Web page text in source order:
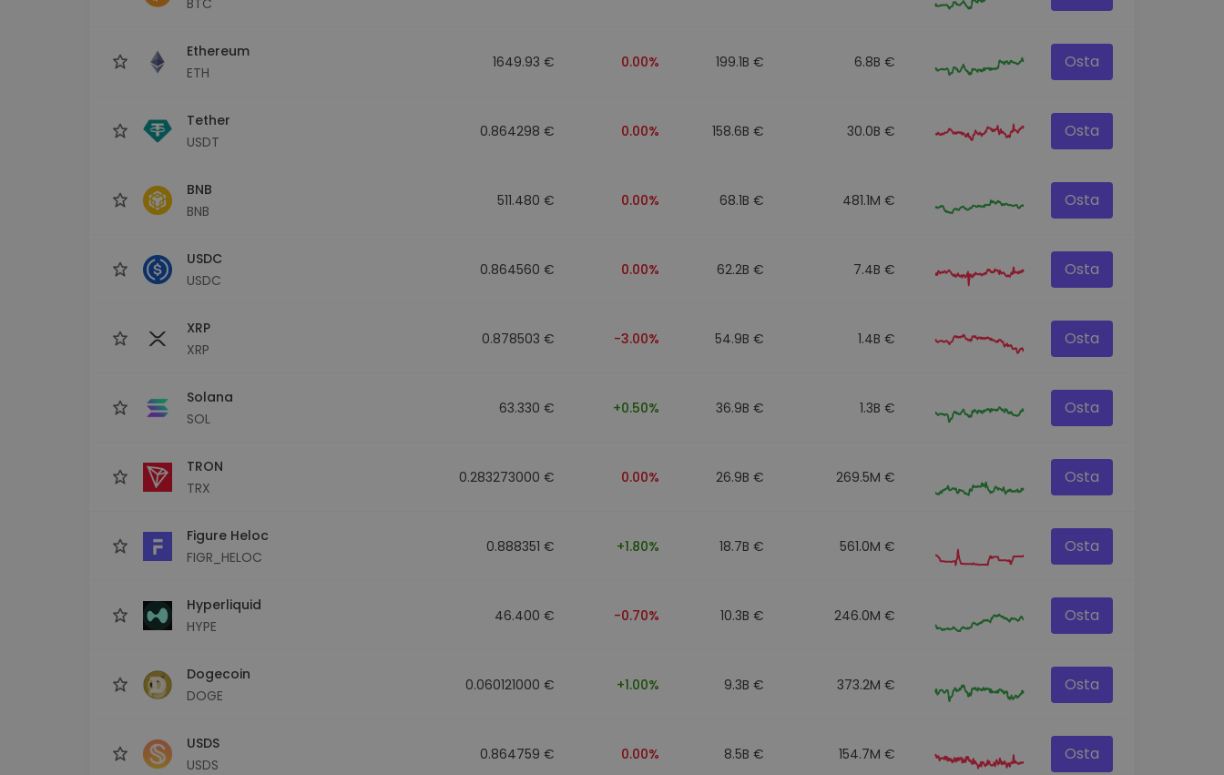
Ethereum
ETH
1649.93 € 0.00% 199.1B € 6.8B € Osta
Tether
USDT
0.864298 € 0.00% 158.6B € 30.0B € Osta
BNB
BNB
511.480 € 0.00% 68.1B € 481.1M € Osta
USDC
USDC
0.864560 € 0.00% 62.2B € 7.4B € Osta
XRP
XRP
0.878503 € -3.00% 54.9B € 1.4B € Osta
Solana
SOL
63.330 € +0.50% 36.9B € 1.3B € Osta
TRON
TRX
0.283273000 € 0.00% 26.9B € 269.5M € Osta
Figure Heloc
FIGR_HELOC
0.888351 € +1.80% 18.7B € 561.0M € Osta
Hyperliquid
HYPE
46.400 € -0.70% 10.3B € 246.0M € Osta
Dogecoin
DOGE
0.060121000 € +1.00% 9.3B € 373.2M € Osta
USDS
USDS
0.864759 € 0.00% 8.5B € 154.7M € Osta